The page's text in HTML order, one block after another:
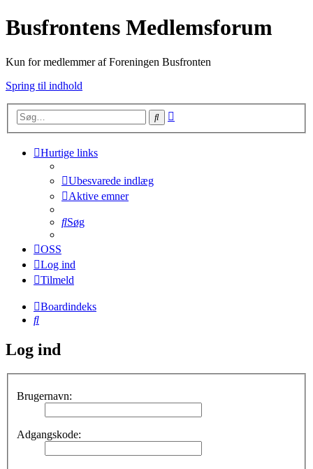
Busfrontens Medlemsforum
Kun for medlemmer af Foreningen Busfronten
Spring til indhold
Søg
Hurtige links
Ubesvarede indlæg
Aktive emner
Søg
OSS
Log ind
Tilmeld
Boardindeks
Søg
Log ind
Brugernavn:
Adgangskode: